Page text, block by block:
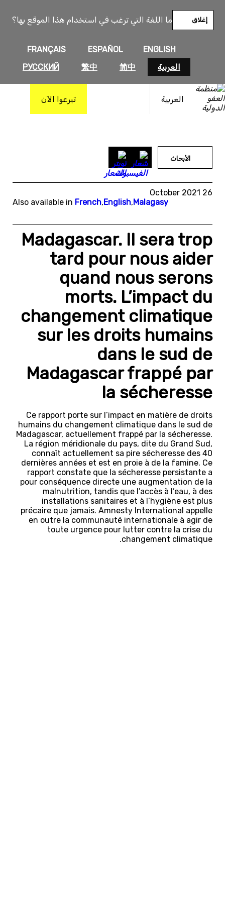
ما اللغة التي ترغب في استخدام هذا الموقع بها؟
ENGLISH
ESPAÑOL
FRANÇAIS
العربية
简中
繁中
РУССКИЙ
إغلاق
العربية تبرعوا الآن
المحتوى
الأبحاث
26 October 2021
Also available in French,English,Malagasy
Madagascar. Il sera trop
tard pour nous aider
quand nous serons
morts. L’impact du
changement climatique
sur les droits humains
dans le sud de
Madagascar frappé par
la sécheresse
Ce rapport porte sur l’impact en matière de droits
humains du changement climatique dans le sud de
Madagascar, actuellement frappé par la sécheresse.
La région méridionale du pays, dite du Grand Sud,
connaît actuellement sa pire sécheresse des 40
dernières années et est en proie à de la famine. Ce
rapport constate que la sécheresse persistante a
pour conséquence directe une augmentation de la
malnutrition, tandis que l’accès à l’eau, à des
installations sanitaires et à l’hygiène est plus
précaire que jamais. Amnesty International appelle
en outre la communauté internationale à agir de
toute urgence pour lutter contre la crise du
changement climatique.